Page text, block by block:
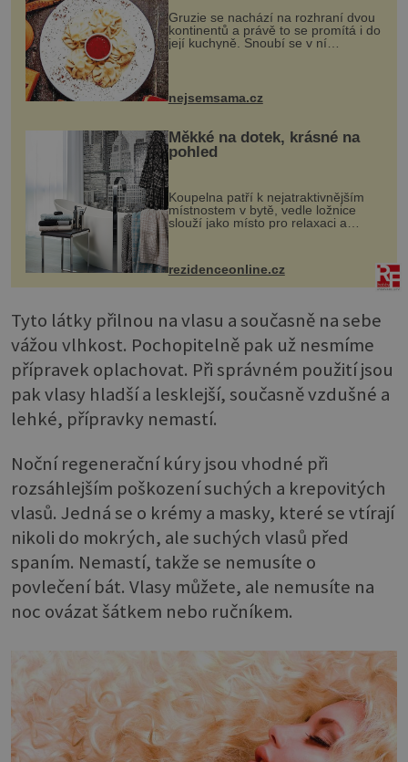
Gruzie se nachází na rozhraní dvou
kontinentů a právě to se promítá i do
její kuchyně. Snoubí se v ní
evropské a asijské chutě a díky tomu
pokrmy, které rozhodně st...
nejsemsama.cz
Měkké na dotek, krásné na
pohled
Koupelna patří k nejatraktivnějším
místnostem v bytě, vedle ložnice
slouží jako místo pro relaxaci a
odpočinek. Koupelnový textil –
ručníky, osušky a koberečky –
proutku...
rezidenceonline.cz
Tyto látky přilnou na vlasu a současně na sebe
vážou vlhkost. Pochopitelně pak už nesmíme
přípravek oplachovat. Při správném použití jsou
pak vlasy hladší a lesklejší, současně vzdušné a
lehké, přípravky nemastí.
Noční regenerační kúry jsou vhodné při
rozsáhlejším poškození suchých a krepovitých
vlasů. Jedná se o krémy a masky, které se vtírají
nikoli do mokrých, ale suchých vlasů před
spaním. Nemastí, takže se nemusíte o
povlečení bát. Vlasy můžete, ale nemusíte na
noc ovázat šátkem nebo ručníkem.